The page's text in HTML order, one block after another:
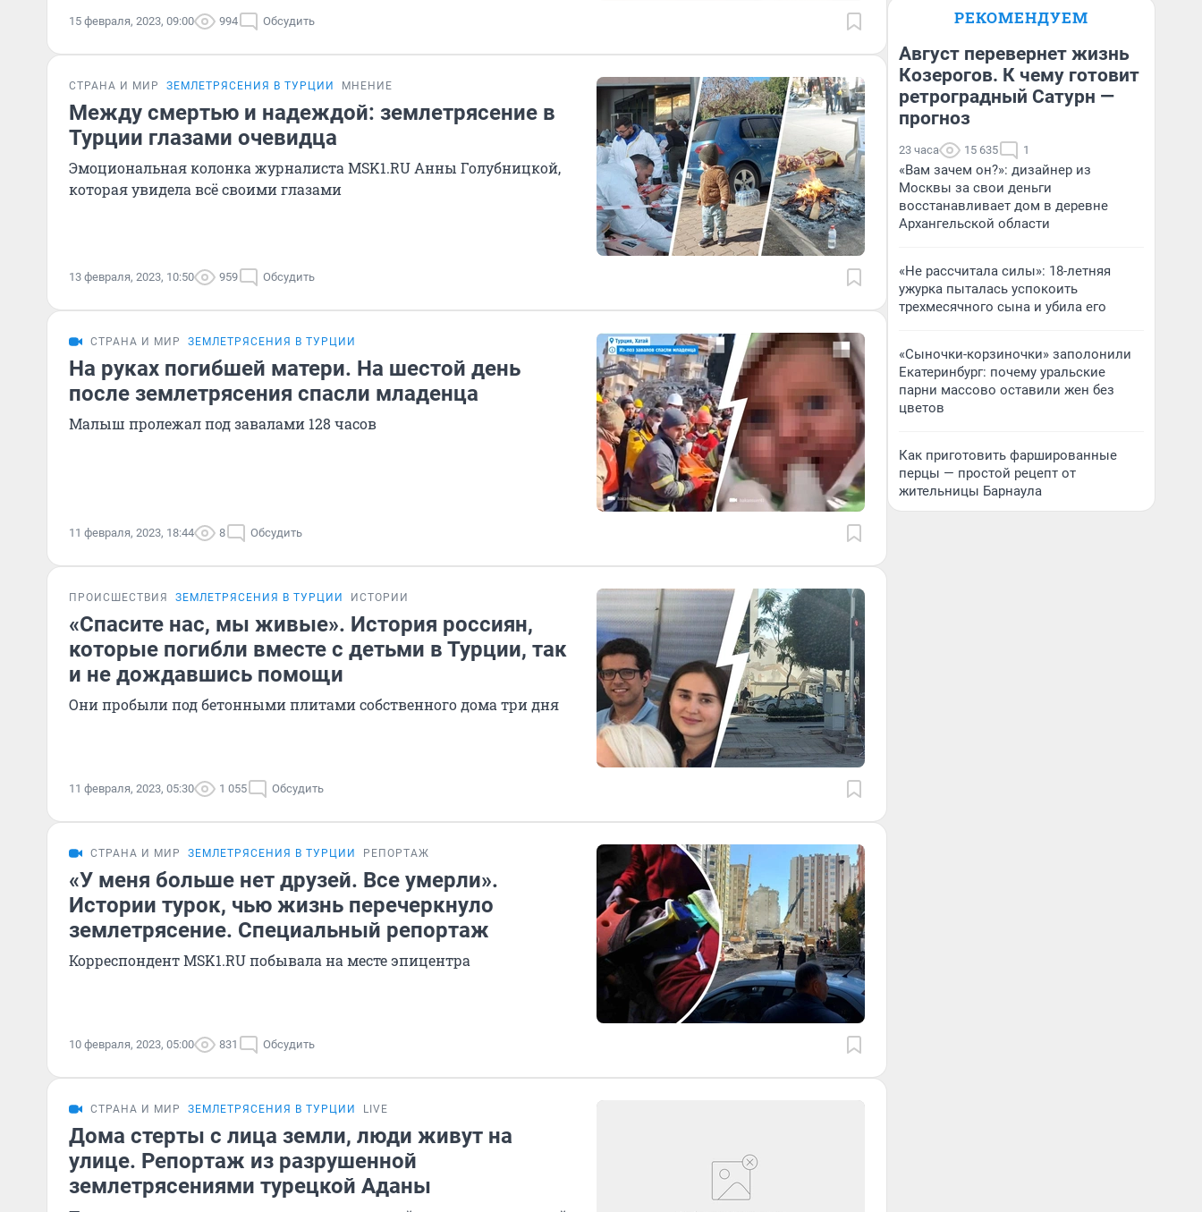
15 февраля, 2023, 09:00 994 Обсудить
СТРАНА И МИР ЗЕМЛЕТРЯСЕНИЯ В ТУРЦИИ МНЕНИЕ
Между смертью и надеждой: землетрясение в
Турции глазами очевидца
Эмоциональная колонка журналиста MSK1.RU Анны Голубницкой,
которая увидела всё своими глазами
13 февраля, 2023, 10:50 959 Обсудить
СТРАНА И МИР ЗЕМЛЕТРЯСЕНИЯ В ТУРЦИИ
На руках погибшей матери. На шестой день
после землетрясения спасли младенца
Малыш пролежал под завалами 128 часов
11 февраля, 2023, 18:44 8 Обсудить
ПРОИСШЕСТВИЯ ЗЕМЛЕТРЯСЕНИЯ В ТУРЦИИ ИСТОРИИ
«Спасите нас, мы живые». История россиян,
которые погибли вместе с детьми в Турции, так
и не дождавшись помощи
Они пробыли под бетонными плитами собственного дома три дня
11 февраля, 2023, 05:30 1 055 Обсудить
СТРАНА И МИР ЗЕМЛЕТРЯСЕНИЯ В ТУРЦИИ РЕПОРТАЖ
«У меня больше нет друзей. Все умерли».
Истории турок, чью жизнь перечеркнуло
землетрясение. Специальный репортаж
Корреспондент MSK1.RU побывала на месте эпицентра
10 февраля, 2023, 05:00 831 Обсудить
СТРАНА И МИР ЗЕМЛЕТРЯСЕНИЯ В ТУРЦИИ LIVE
Дома стерты с лица земли, люди живут на
улице. Репортаж из разрушенной
землетрясениями турецкой Аданы
РЕКОМЕНДУЕМ
Август перевернет жизнь
Козерогов. К чему готовит
ретроградный Сатурн —
прогноз
23 часа 15 635 1
«Вам зачем он?»: дизайнер из
Москвы за свои деньги
восстанавливает дом в деревне
Архангельской области
«Не рассчитала силы»: 18-летняя
ужурка пыталась успокоить
трехмесячного сына и убила его
«Сыночки-корзиночки» заполонили
Екатеринбург: почему уральские
парни массово оставили жен без
цветов
Как приготовить фаршированные
перцы — простой рецепт от
жительницы Барнаула